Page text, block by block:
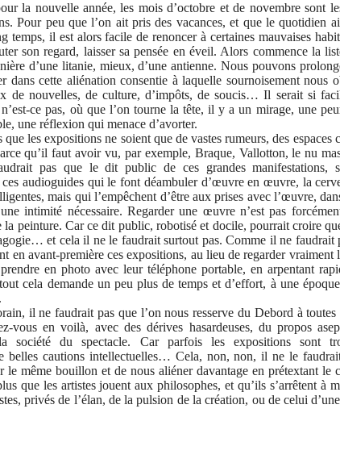
la nouvelle année, les mois d’octobre et de novembre sont
Pour peu que l’on ait pris des vacances, et que le quotidien
temps, il est alors facile de renoncer à certaines mauvaises
son regard, laisser sa pensée en éveil. Alors commence la
d’une litanie, mieux, d’une antienne. Nous pouvons
dans cette aliénation consentie à laquelle sournoisement nous
de nouvelles, de culture, d’impôts, de soucis… Il serait si
ce pas, où que l’on tourne la tête, il y a un mirage, une
une réflexion qui menace d’avorter.
les expositions ne soient que de vastes rumeurs, des espaces
qu’il faut avoir vu, par exemple, Braque, Vallotton, le nu
pas que le dit public de ces grandes manifestations,
ces audioguides qui le font déambuler d’œuvre en œuvre, la
mais qui l’empêchent d’être aux prises avec l’œuvre,
intimité nécessaire. Regarder une œuvre n’est pas
la peinture. Car ce dit public, robotisé et docile, pourrait croire
et cela il ne le faudrait surtout pas. Comme il ne faudrait
en avant-première ces expositions, au lieu de regarder vraiment
en photo avec leur téléphone portable, en arpentant
cela demande un peu plus de temps et d’effort, à une
il ne faudrait pas que l’on nous resserve du Debord à toutes
vous en voilà, avec des dérives hasardeuses, du propos
société du spectacle. Car parfois les expositions sont
belles cautions intellectuelles… Cela, non, non, il ne le
le même bouillon et de nous aliéner davantage en prétextant le
que les artistes jouent aux philosophes, et qu’ils s’arrêtent à
privés de l’élan, de la pulsion de la création, ou de celui